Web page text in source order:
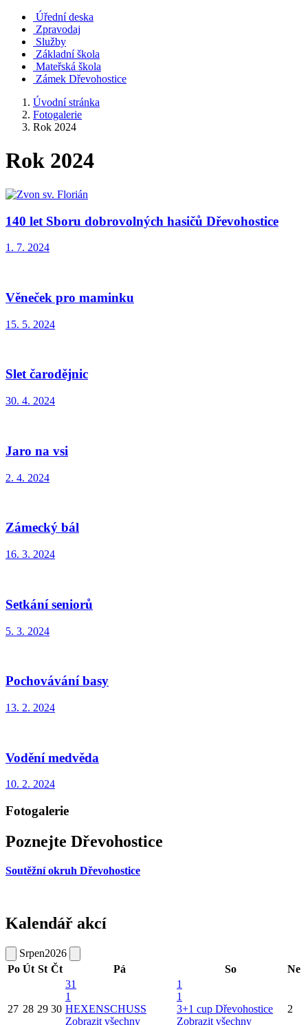
Úřední deska
Zpravodaj
Služby
Základní škola
Mateřská škola
Zámek Dřevohostice
Úvodní stránka
Fotogalerie
Rok 2024
Rok 2024
140 let Sboru dobrovolných hasičů Dřevohostice
1. 7. 2024
Věneček pro maminku
15. 5. 2024
Slet čarodějnic
30. 4. 2024
Jaro na vsi
2. 4. 2024
Zámecký bál
16. 3. 2024
Setkání seniorů
5. 3. 2024
Pochovávání basy
13. 2. 2024
Vodění medvěda
10. 2. 2024
Fotogalerie
Poznejte Dřevohostice
Soutěžní okruh Dřevohostice
Kalendář akcí
Srpen2026
Po Út St Čt Pá So Ne
27 28 29 30
31
1
HEXENSCHUSS
Zobrazit všechny
1
1
3+1 cup Dřevohostice
Zobrazit všechny
2